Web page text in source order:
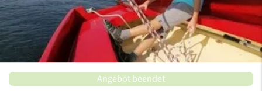
Angebot beendet